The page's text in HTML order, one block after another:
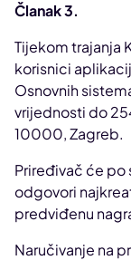
Članak 3.
Tijekom trajanja
korisnici
Osnovnih
vrijednosti do
10000, Zagreb.
Priređivač će
odgovori
predviđenu
Naručivanje na